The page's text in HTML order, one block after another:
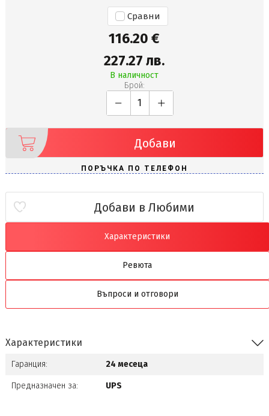
Сравни
116.20 €
227.27 лв.
В наличност
Брой:
Добави
Добави в Любими
Характеристики
Ревюта
Въпроси и отговори
Характеристики
Гаранция: 24 месеца
Предназначен за: UPS